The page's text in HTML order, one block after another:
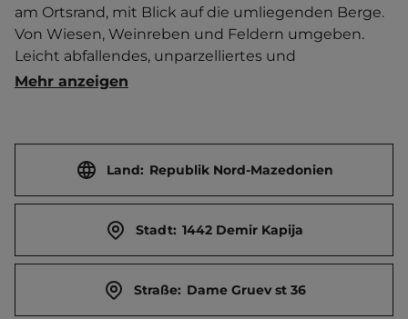
am Ortsrand, mit Blick auf die umliegenden Berge.
Von Wiesen, Weinreben und Feldern umgeben.
Leicht abfallendes, unparzelliertes und
überwiegend schattenloses Wiesengelände hinter
und Wandern.    Touristen-/Dauerstellplätze 20/0.
Mehr anzeigen
Land: Republik Nord-Mazedonien
Stadt: 1442 Demir Kapija
Straße: Dame Gruev st 36